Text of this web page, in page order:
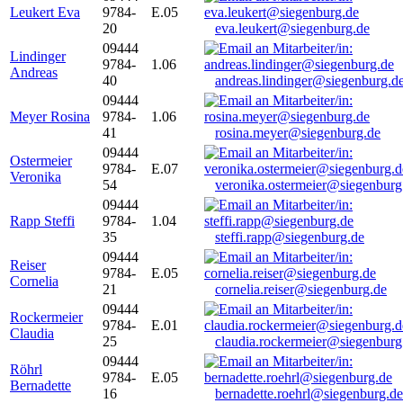
Leukert Eva
9784-
20
E.05
eva.leukert@siegenburg.de
Lindinger
Andreas
09444
9784-
40
1.06
Meyer Rosina
09444
9784-
41
1.06
rosina.meyer@siegenburg.de
Ostermeier
Veronika
09444
9784-
54
E.07
Rapp Steffi
09444
9784-
35
1.04
steffi.rapp@siegenburg.de
Reiser
Cornelia
09444
9784-
21
E.05
cornelia.reiser@siegenburg.de
Rockermeier
Claudia
09444
9784-
25
E.01
Röhrl
Bernadette
09444
9784-
16
E.05
bernadette.roehrl@siegenburg.de